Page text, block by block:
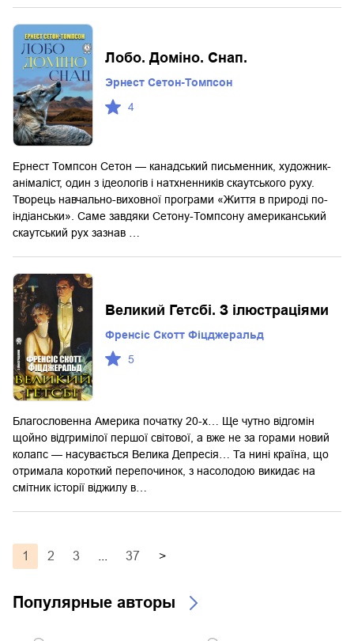
Лобо. Доміно. Снап.
Эрнест Сетон-Томпсон
4
Ернест Томпсон Сетон — канадський письменник, художник-
анімаліст, один з ідеологів і натхненників скаутського руху.
Творець навчально-виховної програми «Життя в природі по-
індіанськи». Саме завдяки Сетону-Томпсону американський
скаутський рух зазнав …
Великий Гетсбі. З ілюстраціями
Френсіс Скотт Фіцджеральд
5
Благословенна Америка початку 20-х… Ще чутно відгомін
щойно відгримілої першої світової, а вже не за горами новий
колапс — насувається Велика Депресія… Та нині країна, що
отримала короткий перепочинок, з насолодою викидає на
смітник історії віджилу в…
1 2 3 ... 37 >
Популярные авторы